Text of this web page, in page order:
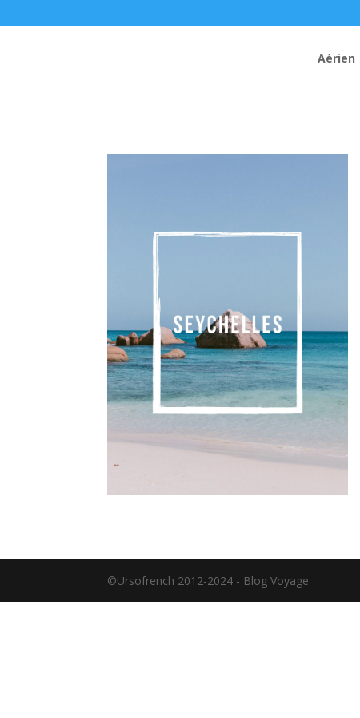
Aérien
©Ursofrench 2012-2024 - Blog Voyage